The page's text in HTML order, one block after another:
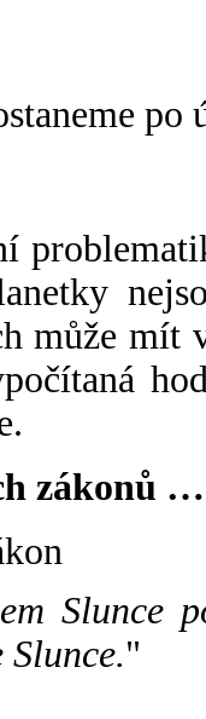
po
může mít
zákonů …
Slunce
"